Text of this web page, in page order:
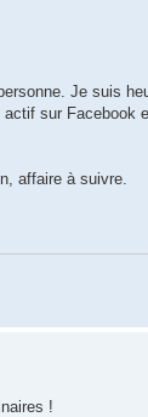
Je suis
sur Facebook
affaire à suivre.
!